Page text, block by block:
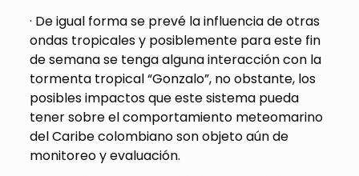
· De igual forma se prevé la influencia de otras
ondas tropicales y posiblemente para este fin
de semana se tenga alguna interacción con la
tormenta tropical “Gonzalo”, no obstante, los
posibles impactos que este sistema pueda
tener sobre el comportamiento meteomarino
del Caribe colombiano son objeto aún de
monitoreo y evaluación.